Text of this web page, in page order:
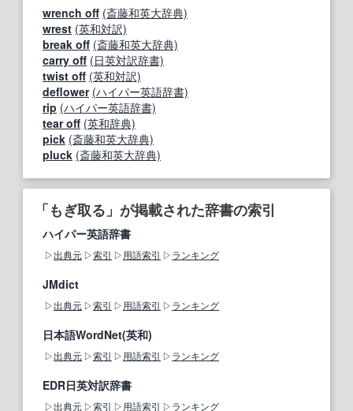
wrench off (斎藤和英大辞典)
wrest (英和対訳)
break off (斎藤和英大辞典)
carry off (日英対訳辞書)
twist off (英和対訳)
deflower (ハイパー英語辞書)
rip (ハイパー英語辞書)
tear off (英和辞典)
pick (斎藤和英大辞典)
pluck (斎藤和英大辞典)
「もぎ取る」が掲載された辞書の索引
ハイパー英語辞書
出典元 索引 用語索引 ランキング
JMdict
出典元 索引 用語索引 ランキング
日本語WordNet(英和)
出典元 索引 用語索引 ランキング
EDR日英対訳辞書
出典元 索引 用語索引 ランキング